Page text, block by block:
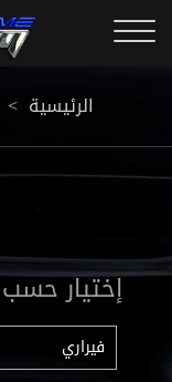
الرئيسية <
إختيار حسب